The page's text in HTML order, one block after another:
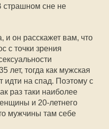
страшном сне не
и он расскажет вам, что
с точки зрения
лет, тогда как мужская
идти на спад. Поэтому с
раз таки наиболее
и 20-летнего
мужчины там себе